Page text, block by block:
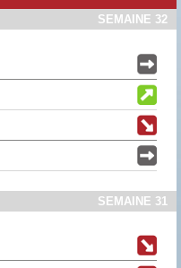
SEMAINE 32
SEMAINE 31